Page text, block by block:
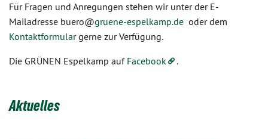
Für Fragen und Anregungen stehen wir unter der E-
Mailadresse buero@gruene-espelkamp.de oder dem
Kontaktformulargerne zur Verfügung.
Die GRÜNEN Espelkamp auf Facebook .
Aktuelles